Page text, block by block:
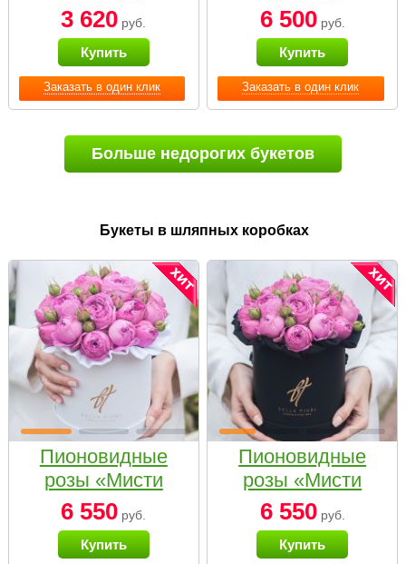
Заказать в один клик
3 620 руб.
Купить
Заказать в один клик
6 500руб.
Купить
Больше недорогих букетов
Букеты в шляпных коробках
Пионовидные
розы «Мисти
бабблс» в белой
коробке Small
6 550 руб.
Купить
Пионовидные
розы «Мисти
бабблс» в
черной коробке
Small
6 550руб.
Купить